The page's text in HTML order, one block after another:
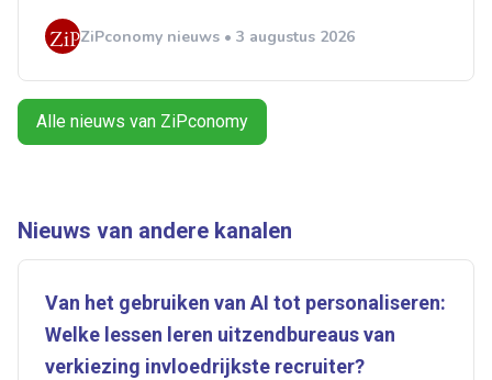
ZiPconomy nieuws • 3 augustus 2026
Alle nieuws van ZiPconomy
Nieuws van andere kanalen
Van het gebruiken van AI tot personaliseren:
Welke lessen leren uitzendbureaus van
verkiezing invloedrijkste recruiter?
Alles Ingezonden ABU
Bureau Cicero